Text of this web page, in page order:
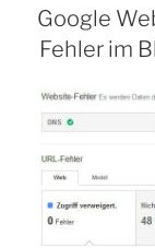
AM
Google
Fehler im